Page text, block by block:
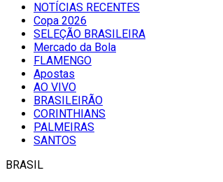
NOTÍCIAS RECENTES
Copa 2026
SELEÇÃO BRASILEIRA
Mercado da Bola
FLAMENGO
Apostas
AO VIVO
BRASILEIRÃO
CORINTHIANS
PALMEIRAS
SANTOS
BRASIL